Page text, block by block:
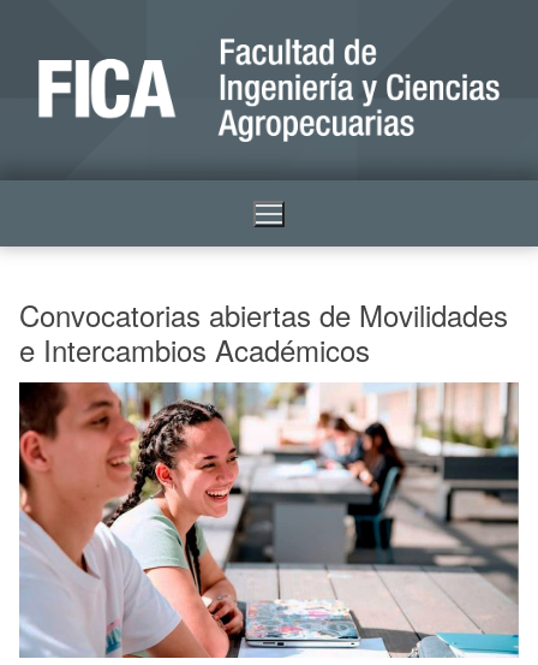
Convocatorias abiertas de Movilidades
e Intercambios Académicos